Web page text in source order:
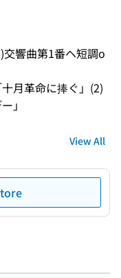
響曲第1番ヘ短調o
月革命に捧ぐ」(2)
」
View All